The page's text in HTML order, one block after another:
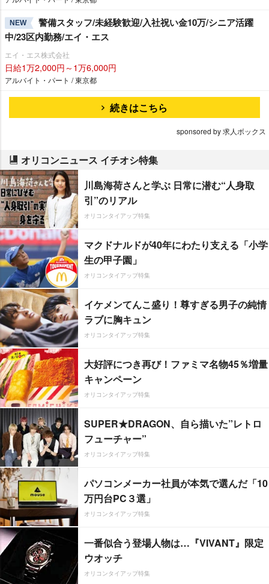
NEW
警備スタッフ/未経験歓迎/入社祝い金10万/シニア活躍
中/23区内勤務/エイ・エス
エイ・エス株式会社
日給1万2,000円～1万6,000円
アルバイト・パート / 東京都
続きはこちら
sponsored by 求人ボックス
オリコンニュース イチオシ特集
川島海荷さんと学ぶ 日常に潜む“人身取
引”のリアル
オリコンタイアップ特集
マクドナルドが40年にわたり支える「小学
生の甲子園」
オリコンタイアップ特集
イケメンてんこ盛り！尊すぎる男子の純情
ラブに胸キュン
オリコンタイアップ特集
大好評につき再び！ファミマ名物45％増量
キャンペーン
オリコンタイアップ特集
SUPER★DRAGON、自ら描いた”レトロ
フューチャー”
オリコンタイアップ特集
パソコンメーカー社員が本気で選んだ「10
万円台PC３選」
オリコンタイアップ特集
一番似合う登場人物は…『VIVANT』限定
ウオッチ
オリコンタイアップ特集